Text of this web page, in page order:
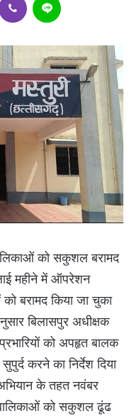
को सकुशल बरामद
महीने में ऑपरेशन
बरामद किया जा चुका
बिलासपुर अधीक्षक
को अपहृत बालक
करने का निर्देश दिया
के तहत नवंबर
को सकुशल ढूंढ